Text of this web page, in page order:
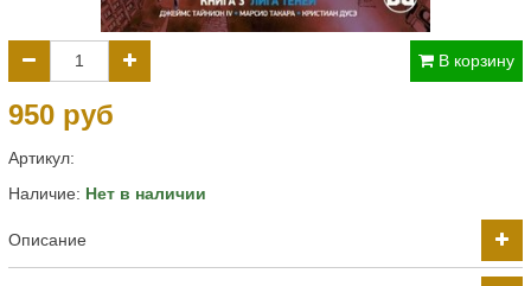
В корзину
950 руб
Артикул:
Наличие: Нет в наличии
Описание